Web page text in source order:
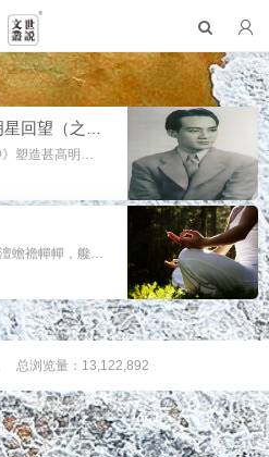
舒适 《水上春秋》俊小生，《林冲》塑造甚高明。 严词拒演“春江恨”，敬业人格一柱擎。 注： 舒适（1916年—2015年...
瀍潺潺，棎梴梴，婵蝉啴啴禅幨。澶蟾襜幝幝，艬觇婵蝉，馋婵蝉。婵蝉孱颤，澶蟾搀婵蝉，谄婵蝉。婵蝉阐禅，澶蟾谗缠婵蝉。婵蝉鋋铲澶蟾，产僝，禅忏。 注释： 瀍[chán]：瀍河，水名，在河南。 潺潺[chánchán]：...
总浏览量：13,122,892